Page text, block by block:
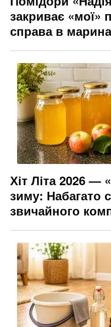
закриває
справа в
Хіт Літа 2026
зиму: Набагато
звичайного